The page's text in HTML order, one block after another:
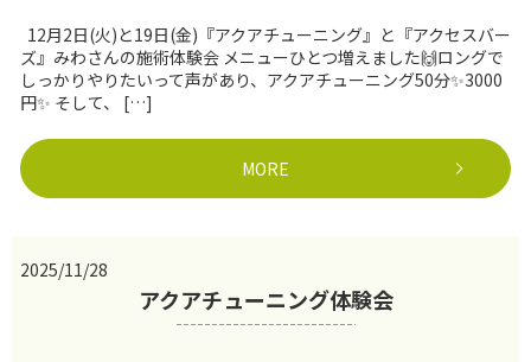
12月2日(火)と19日(金)『アクアチューニング』と『アクセスバー
ズ』みわさんの施術体験会 メニューひとつ増えました🙌ロングで
しっかりやりたいって声があり、アクアチューニング50分✨3000
円✨ そして、 […]
MORE
2025/11/28
アクアチューニング体験会